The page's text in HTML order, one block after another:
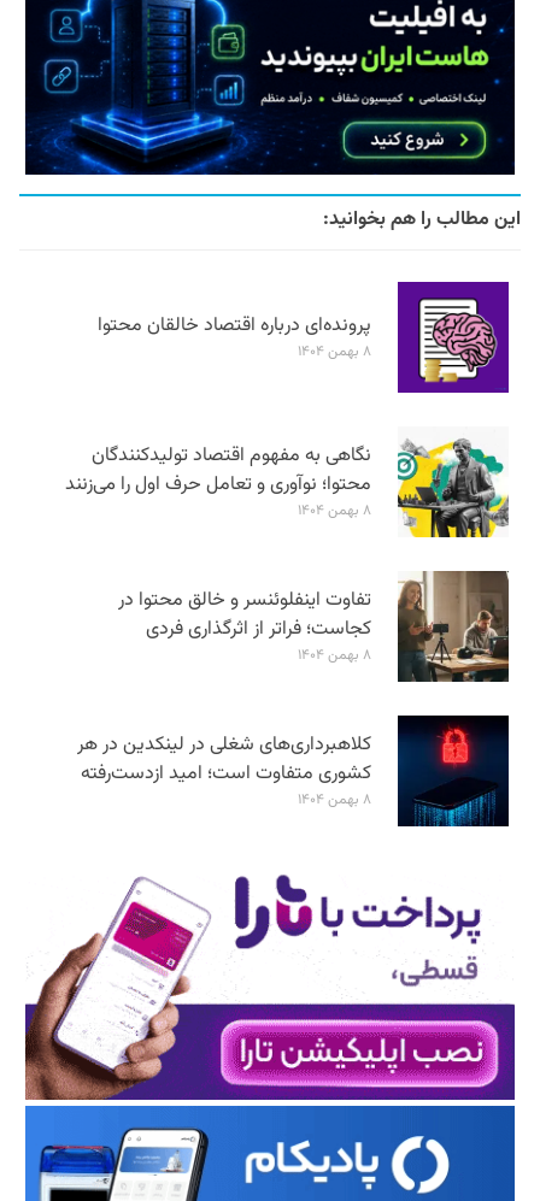
این مطالب را هم بخوانید:
پرونده‌ای درباره اقتصاد خالقان محتوا
۸ بهمن ۱۴۰۴
نگاهی به مفهوم اقتصاد تولیدکنندگان
محتوا؛ نوآوری و تعامل حرف اول را می‌زنند
۸ بهمن ۱۴۰۴
تفاوت اینفلوئنسر و خالق محتوا در
کجاست؛ فراتر از اثرگذاری فردی
۸ بهمن ۱۴۰۴
کلاهبرداری‌های شغلی در لینکدین در هر
کشوری متفاوت است؛ امید ازدست‌رفته
۸ بهمن ۱۴۰۴